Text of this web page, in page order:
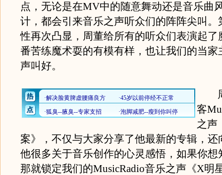
点，无论是在MV中的随意舞动还是音乐曲
计，都会引来音乐之声听众们的阵阵尖叫。
性再次凸显，周董给所有的听众们表演起了
番苦练魔术耍的有模有样，也让我们的当家
声叫好。
周
客
之声
案》，不仅与大家分享了他最新的专辑，还
他很多关于音乐创作的心灵感悟，如果你想
那就锁定我们的MusicRadio音乐之声《X明